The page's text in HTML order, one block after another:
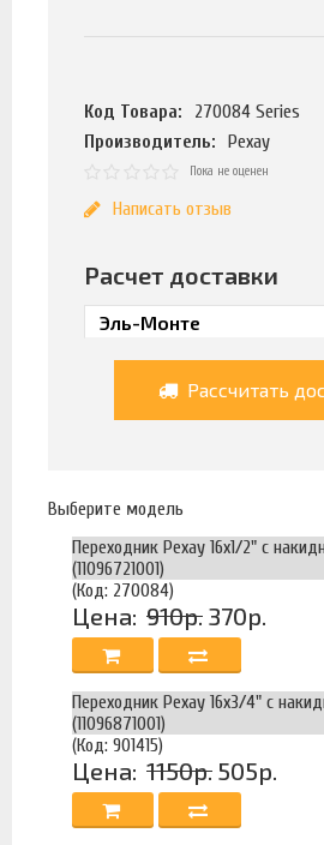
Код Товара:
270084 Series
Производитель:
Рехау
Пока не оценен
Написать отзыв
Расчет доставки
Рассчитать
Выберите модель
Переходник Рехау 16х1/2" с
(11096721001)
(Код: 270084)
Цена: 910р. 370р.
Переходник Рехау 16х3/4" с
(11096871001)
(Код: 901415)
Цена: 1150р. 505р.